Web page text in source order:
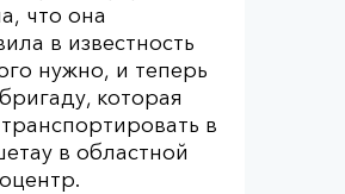
что она
в известность
нужно, и теперь
которая
в
в областной